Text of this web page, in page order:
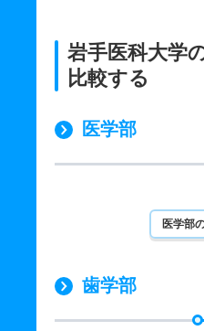
岩手医科大学
比較する
医学部
医学部
歯学部